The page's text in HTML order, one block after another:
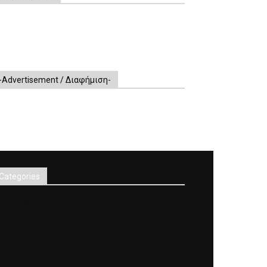
-Advertisement / Διαφήμιση-
Categories